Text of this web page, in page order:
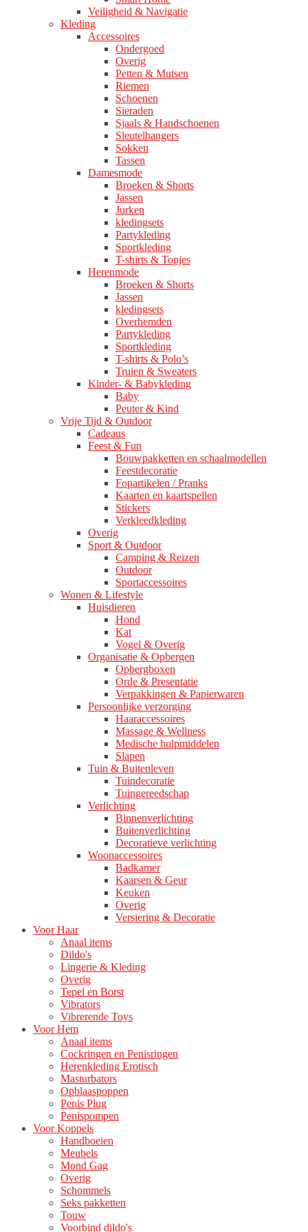
Veiligheid & Navigatie
Kleding
Accessoires
Ondergoed
Overig
Petten & Mutsen
Riemen
Schoenen
Sieraden
Sjaals & Handschoenen
Sleutelhangers
Sokken
Tassen
Damesmode
Broeken & Shorts
Jassen
Jurken
kledingsets
Partykleding
Sportkleding
T-shirts & Topjes
Herenmode
Broeken & Shorts
Jassen
kledingsets
Overhemden
Partykleding
Sportkleding
T-shirts & Polo’s
Truien & Sweaters
Kinder- & Babykleding
Baby
Peuter & Kind
Vrije Tijd & Outdoor
Cadeaus
Feest & Fun
Bouwpakketten en schaalmodellen
Feestdecoratie
Fopartikelen / Pranks
Kaarten en kaartspellen
Stickers
Verkleedkleding
Overig
Sport & Outdoor
Camping & Reizen
Outdoor
Sportaccessoires
Wonen & Lifestyle
Huisdieren
Hond
Kat
Vogel & Overig
Organisatie & Opbergen
Opbergboxen
Orde & Presentatie
Verpakkingen & Papierwaren
Persoonlijke verzorging
Haaraccessoires
Massage & Wellness
Medische hulpmiddelen
Slapen
Tuin & Buitenleven
Tuindecoratie
Tuingereedschap
Verlichting
Binnenverlichting
Buitenverlichting
Decoratieve verlichting
Woonaccessoires
Badkamer
Kaarsen & Geur
Keuken
Overig
Versiering & Decoratie
Voor Haar
Anaal items
Dildo's
Lingerie & Kleding
Overig
Tepel en Borst
Vibrators
Vibrerende Toys
Voor Hem
Anaal items
Cockringen en Penisringen
Herenkleding Erotisch
Masturbators
Opblaaspoppen
Penis Plug
Penispompen
Voor Koppels
Handboeien
Meubels
Mond Gag
Overig
Schommels
Seks pakketten
Touw
Voorbind dildo's